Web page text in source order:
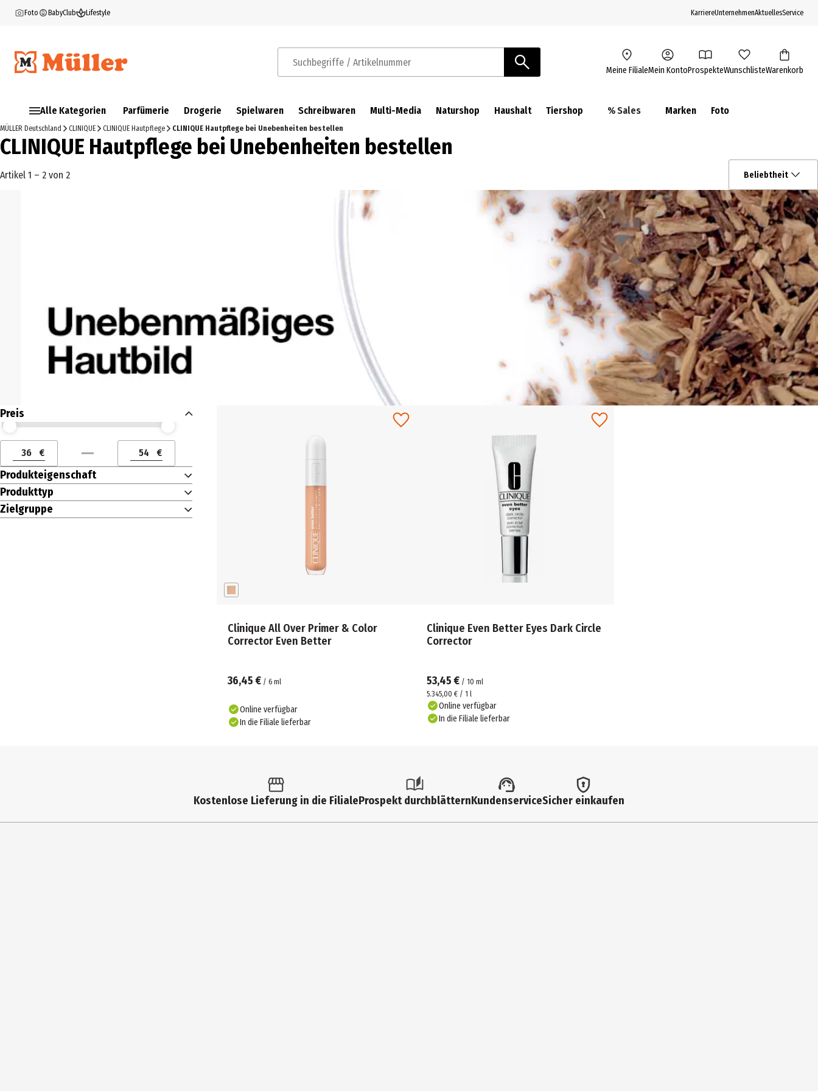
Foto BabyClub Lifestyle KarriereUnternehmenAktuellesService
Suchbegriffe / Artikelnummer Meine FilialeMein KontoProspekteWunschlisteWarenkorb
Alle Kategorien Parfümerie Drogerie Spielwaren Schreibwaren Multi-Media Naturshop Haushalt Tiershop % Sales Marken Foto
MÜLLER Deutschland CLINIQUE CLINIQUE Hautpflege CLINIQUE Hautpflege bei Unebenheiten bestellen
CLINIQUE Hautpflege bei Unebenheiten bestellen
Artikel 1 – 2 von 2 Beliebtheit
Preis
Preis (€) ab
Preis (€) bis
Preis (€) ab
€
Preis (€) bis
€
Produkteigenschaft
Produkttyp
Zielgruppe
Clinique All Over Primer & Color
Corrector Even Better
36,45 € / 6 ml
Online verfügbar
In die Filiale lieferbar
Clinique Even Better Eyes Dark Circle
Corrector
53,45 €/ 10 ml
5.345,00 € / 1 l
Online verfügbar
In die Filiale lieferbar
Kostenlose Lieferung in die FilialeProspekt durchblätternKundenserviceSicher einkaufen